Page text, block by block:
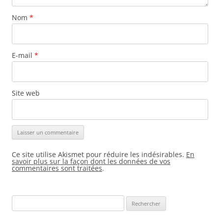
Nom *
E-mail *
Site web
Ce site utilise Akismet pour réduire les indésirables. En
savoir plus sur la façon dont les données de vos
commentaires sont traitées.